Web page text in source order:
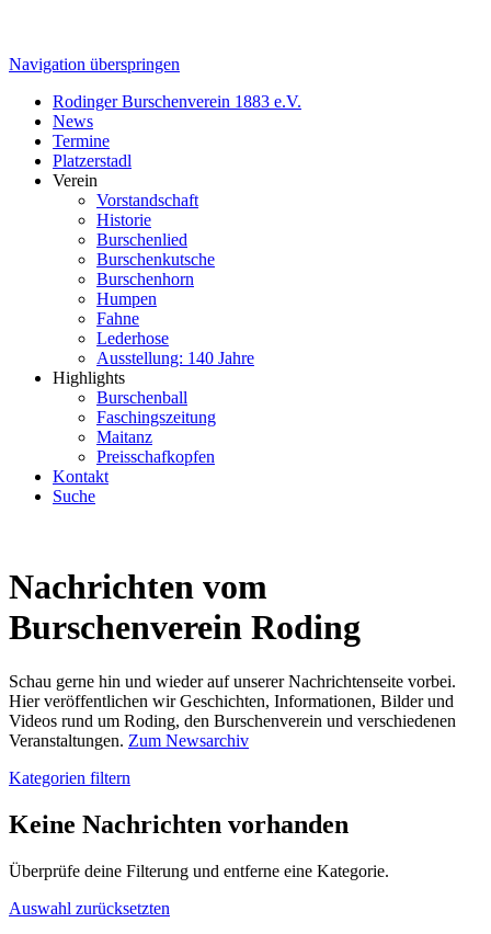
Navigation überspringen
Rodinger Burschenverein 1883 e.V.
News
Termine
Platzerstadl
Verein
Vorstandschaft
Historie
Burschenlied
Burschenkutsche
Burschenhorn
Humpen
Fahne
Lederhose
Ausstellung: 140 Jahre
Highlights
Burschenball
Faschingszeitung
Maitanz
Preisschafkopfen
Kontakt
Suche
Nachrichten vom
Burschenverein Roding
Schau gerne hin und wieder auf unserer Nachrichtenseite vorbei.
Hier veröffentlichen wir Geschichten, Informationen, Bilder und
Videos rund um Roding, den Burschenverein und verschiedenen
Veranstaltungen. Zum Newsarchiv
Kategorien filtern
Keine Nachrichten vorhanden
Überprüfe deine Filterung und entferne eine Kategorie.
Auswahl zurücksetzten